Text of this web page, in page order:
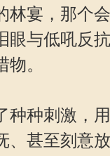
林宴，那个
眼与低吼反
。
种刺激，用
、甚至刻意